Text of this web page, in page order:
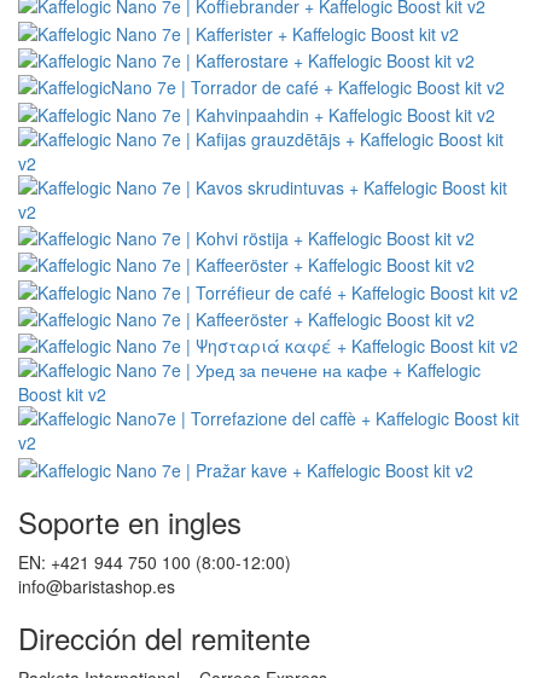
Soporte en ingles
EN: +421 944 750 100 (8:00-12:00)
info@baristashop.es
Dirección del remitente